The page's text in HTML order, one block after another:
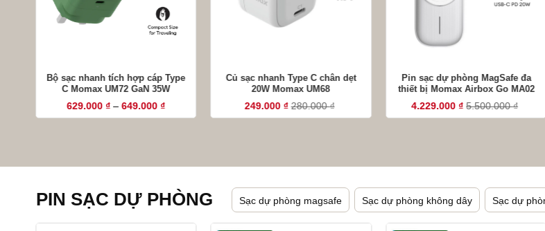
Bộ sạc nhanh tích hợp cáp Type
C Momax UM72 GaN 35W
629.000 ₫ – 649.000 ₫Khoảng
giá:
Củ sạc nhanh Type C chân dẹt
20W Momax UM68
249.000 ₫ 280.000₫
Pin sạc dự phòng MagSafe đa
thiết bị Momax Airbox Go MA02
4.229.000 ₫ 5.500.000₫
PIN SẠC DỰ PHÒNG Sạc dự phòng magsafe Sạc dự phòng không dây Sạc dự